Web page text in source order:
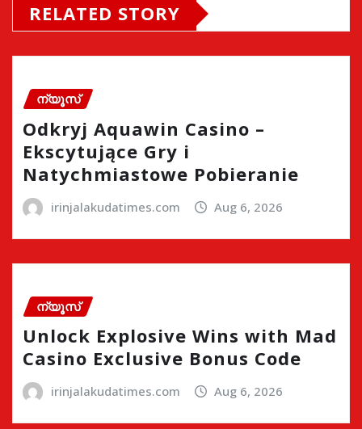
RELATED STORY
ന്യൂസ്
Odkryj Aquawin Casino –
Ekscytujące Gry i
Natychmiastowe Pobieranie
irinjalakudatimes.com Aug 6, 2026
ന്യൂസ്
Unlock Explosive Wins with Mad
Casino Exclusive Bonus Code
irinjalakudatimes.com Aug 6, 2026